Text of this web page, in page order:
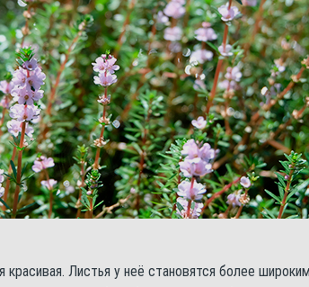
красивая. Листья у неё становятся более